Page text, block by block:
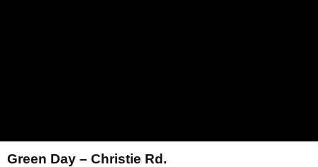
Green Day – Christie Rd.